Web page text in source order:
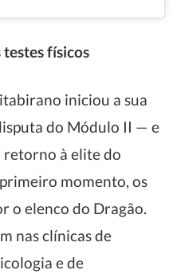
físicos
iniciou a sua
do Módulo II — e
retorno à elite do
momento, os
o elenco do Dragão.
nas clínicas de
e de